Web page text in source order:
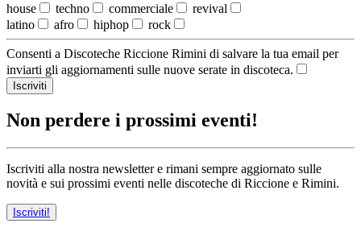
house techno commerciale
revival
latino
afro hiphop rock
Consenti a Discoteche Riccione Rimini di salvare la tua email per
inviarti gli aggiornamenti sulle nuove serate in discoteca.
Iscriviti
Non perdere i prossimi eventi!
Iscriviti alla nostra newsletter e rimani sempre aggiornato sulle
novità e sui prossimi eventi nelle discoteche di Riccione e Rimini.
Iscriviti!